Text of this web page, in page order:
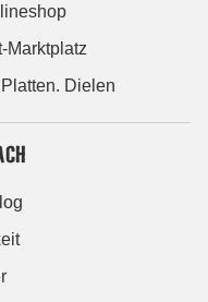
Marktplatz
Dielen